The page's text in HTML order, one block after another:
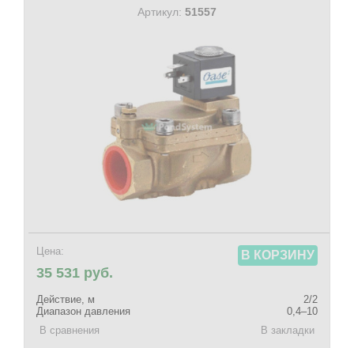
Артикул: 51557
Цена:
35 531 руб.
В КОРЗИНУ
Действие, м
2/2
Диапазон давления
0,4–10
В сравнения
В закладки